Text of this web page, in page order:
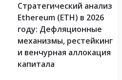
Стратегический анализ
Ethereum (ETH) в 2026
году: Дефляционные
механизмы, рестейкинг
и венчурная аллокация
капитала